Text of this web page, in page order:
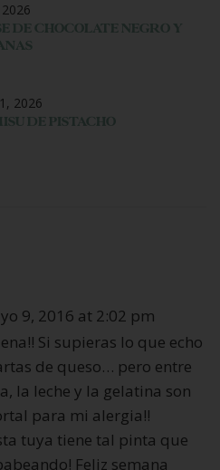
DE CHOCOLATE NEGRO Y
2026
DE PISTACHO
9, 2016 at 2:02 pm
Si supieras lo que echo
de queso… pero entre
la leche y la gelatina son
para mi alergia!!
tuya tiene tal pinta que
Feliz semana